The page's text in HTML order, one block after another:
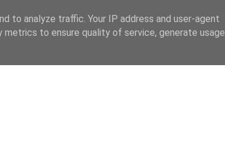
to analyze traffic. Your IP address and user-agent
to ensure quality of service, generate usage